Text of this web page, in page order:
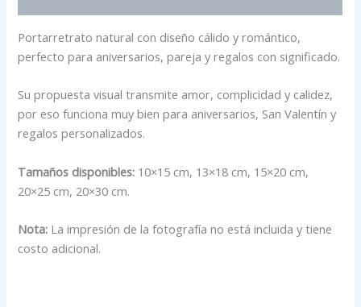
Portarretrato natural con diseño cálido y romántico,
perfecto para aniversarios, pareja y regalos con significado.
Su propuesta visual transmite amor, complicidad y calidez,
por eso funciona muy bien para aniversarios, San Valentín y
regalos personalizados.
Tamaños disponibles: 10×15 cm, 13×18 cm, 15×20 cm,
20×25 cm, 20×30 cm.
Nota: La impresión de la fotografía no está incluida y tiene
costo adicional.